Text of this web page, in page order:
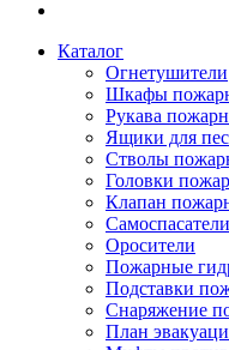
Каталог
Огнетушители
Шкафы
Рукава
Ящики для
Стволы
Головки
Клапан
Самоспасатели
Оросители
Пожарные
Подставки
Снаряжение
План